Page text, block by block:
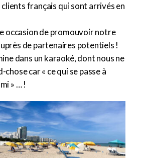
français qui sont arrivés en
occasion de promouvoir notre
de partenaires potentiels !
dans un karaoké, dont nous ne
car « ce qui se passe à
» … !